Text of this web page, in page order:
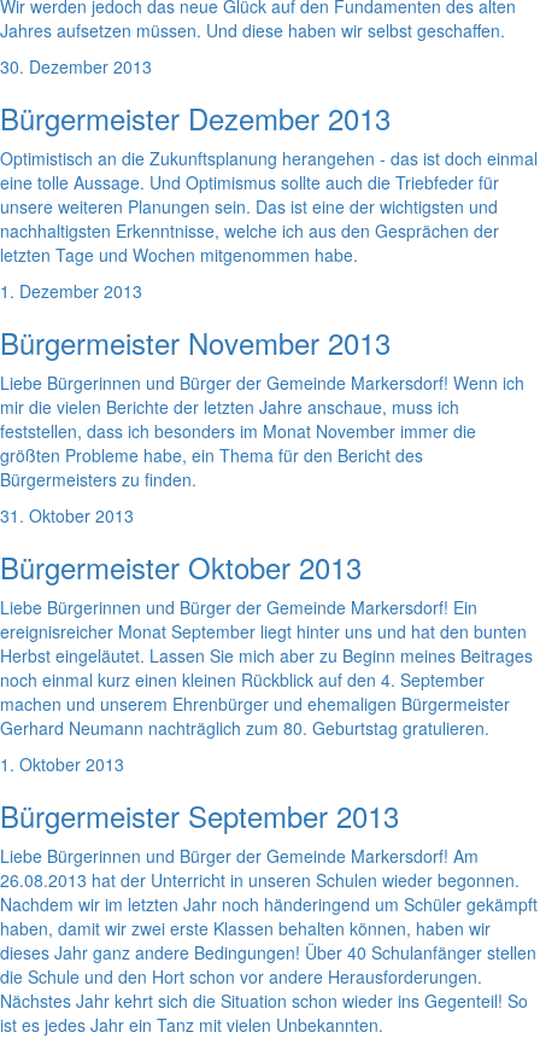
Wir werden jedoch das neue Glück auf den Fundamenten des alten
Jahres aufsetzen müssen. Und diese haben wir selbst geschaffen.
30. Dezember 2013
Bürgermeister Dezember 2013
Optimistisch an die Zukunftsplanung herangehen - das ist doch einmal
eine tolle Aussage. Und Optimismus sollte auch die Triebfeder für
unsere weiteren Planungen sein. Das ist eine der wichtigsten und
nachhaltigsten Erkenntnisse, welche ich aus den Gesprächen der
letzten Tage und Wochen mitgenommen habe.
1. Dezember 2013
Bürgermeister November 2013
Liebe Bürgerinnen und Bürger der Gemeinde Markersdorf! Wenn ich
mir die vielen Berichte der letzten Jahre anschaue, muss ich
feststellen, dass ich besonders im Monat November immer die
größten Probleme habe, ein Thema für den Bericht des
Bürgermeisters zu finden.
31. Oktober 2013
Bürgermeister Oktober 2013
Liebe Bürgerinnen und Bürger der Gemeinde Markersdorf! Ein
ereignisreicher Monat September liegt hinter uns und hat den bunten
Herbst eingeläutet. Lassen Sie mich aber zu Beginn meines Beitrages
noch einmal kurz einen kleinen Rückblick auf den 4. September
machen und unserem Ehrenbürger und ehemaligen Bürgermeister
Gerhard Neumann nachträglich zum 80. Geburtstag gratulieren.
1. Oktober 2013
Bürgermeister September 2013
Liebe Bürgerinnen und Bürger der Gemeinde Markersdorf! Am
26.08.2013 hat der Unterricht in unseren Schulen wieder begonnen.
Nachdem wir im letzten Jahr noch händeringend um Schüler gekämpft
haben, damit wir zwei erste Klassen behalten können, haben wir
dieses Jahr ganz andere Bedingungen! Über 40 Schulanfänger stellen
die Schule und den Hort schon vor andere Herausforderungen.
Nächstes Jahr kehrt sich die Situation schon wieder ins Gegenteil! So
ist es jedes Jahr ein Tanz mit vielen Unbekannten.